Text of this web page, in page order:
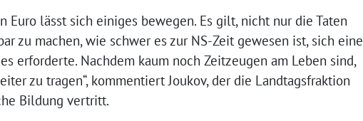
lässt sich einiges bewegen. Es gilt, nicht nur die Taten
zu machen, wie schwer es zur NS-Zeit gewesen ist, sich eine
erforderte. Nachdem kaum noch Zeitzeugen am Leben sind,
zu tragen“, kommentiert Joukov, der die Landtagsfraktion
Bildung vertritt.